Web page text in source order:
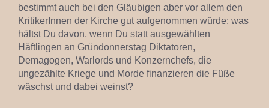
bestimmt auch bei den Gläubigen aber vor allem den
KritikerInnen der Kirche gut aufgenommen würde: was
hältst Du davon, wenn Du statt ausgewählten
Häftlingen an Gründonnerstag Diktatoren,
Demagogen, Warlords und Konzernchefs, die
ungezählte Kriege und Morde finanzieren die Füße
wäschst und dabei weinst?